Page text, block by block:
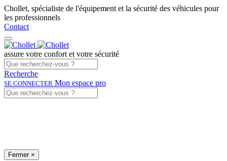
Chollet, spécialiste de l'équipement et la sécurité des véhicules pour
les professionnels
Contact
assure votre confort et votre sécurité
Recherche
SE CONNECTER Mon espace pro
Fermer ×